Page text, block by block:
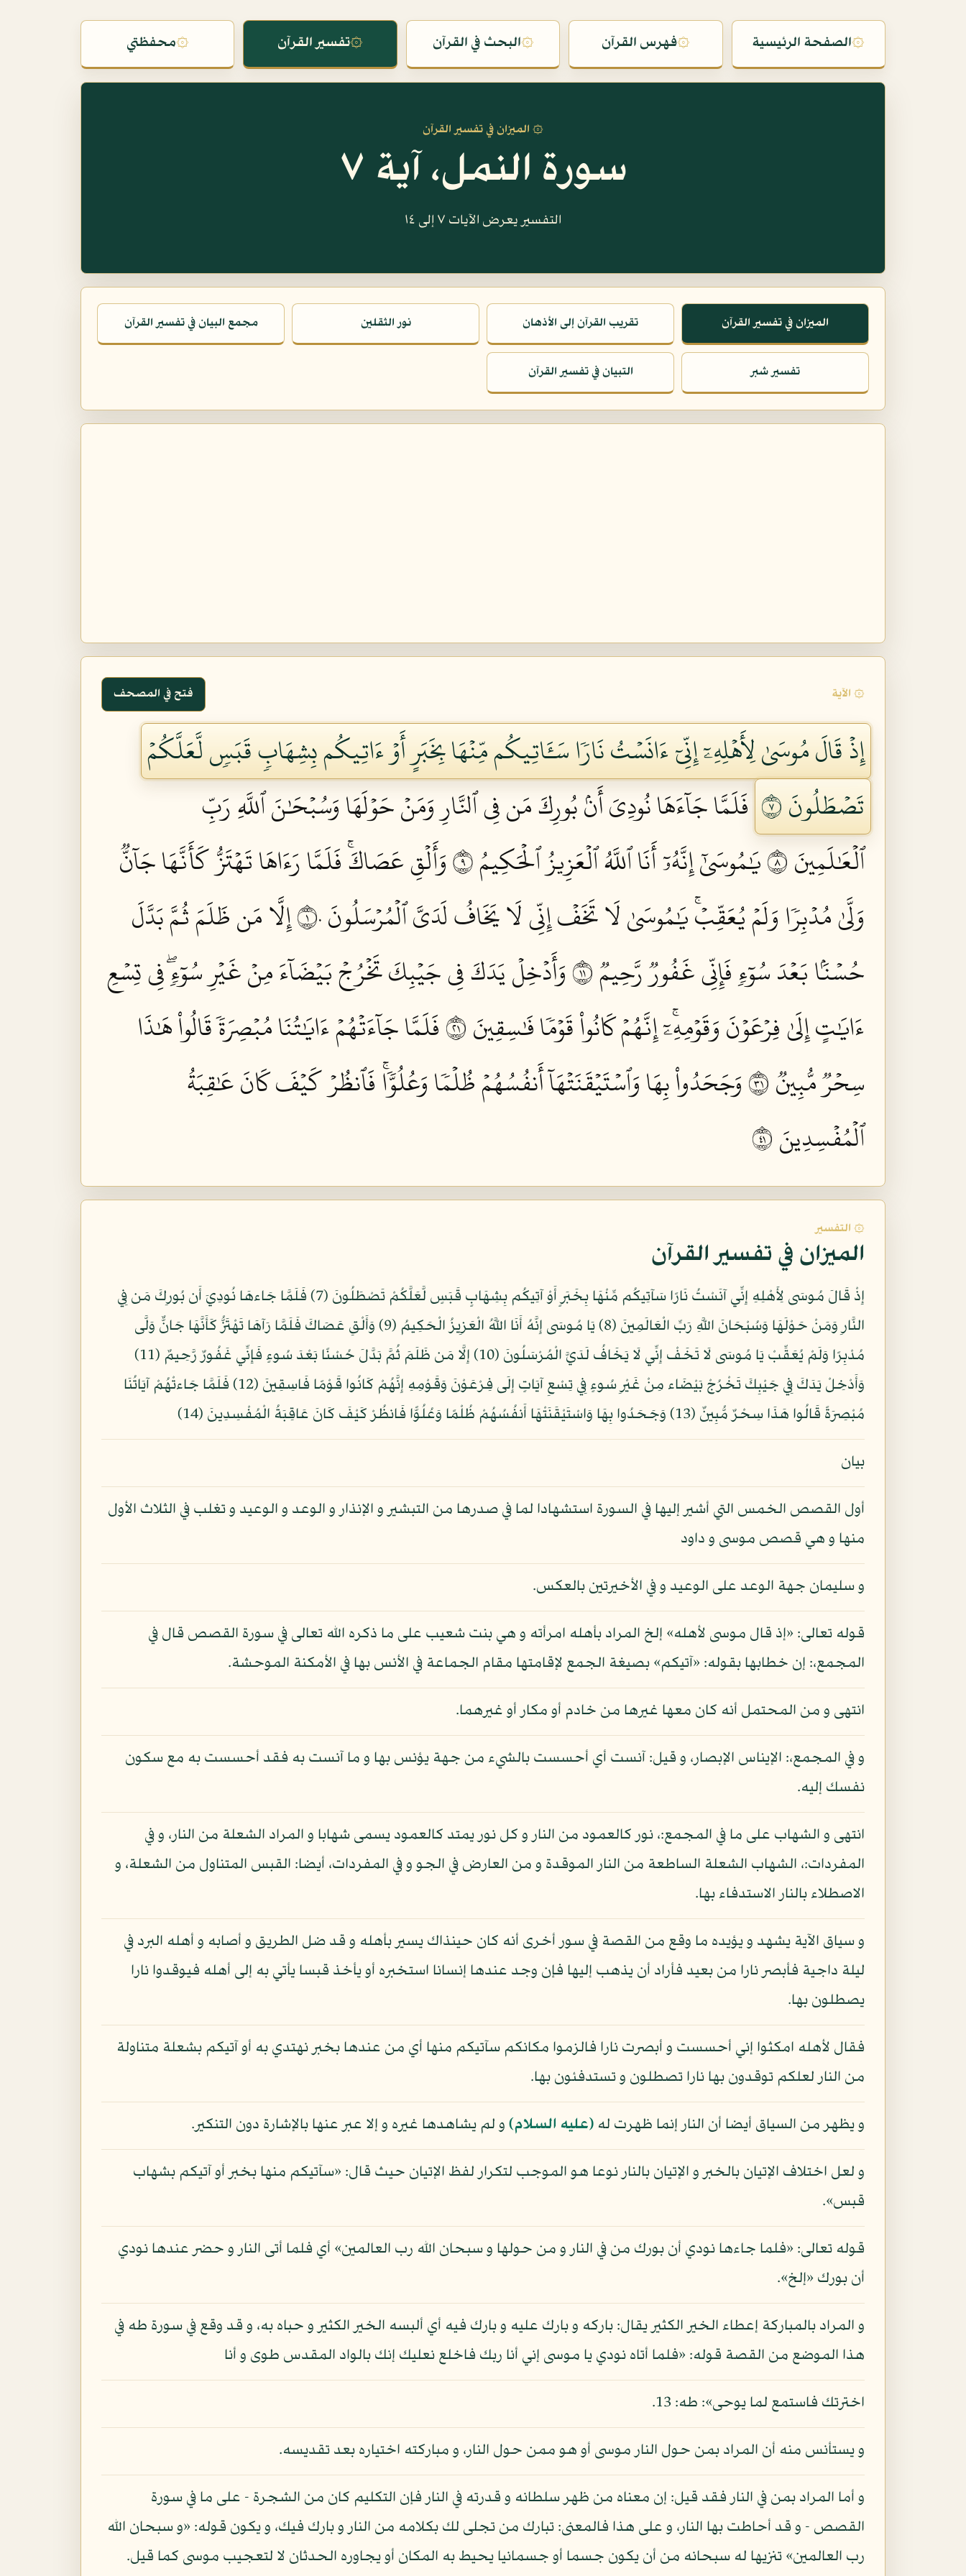
۞الصفحة الرئيسية ۞فهرس القرآن ۞البحث في القرآن ۞تفسير القرآن ۞محفظتي
۞ الميزان في تفسير القرآن
سورة النمل، آية ٧
التفسير يعرض الآيات ٧ إلى ١٤
الميزان في تفسير القرآن تقريب القرآن إلى الأذهان نور الثقلين مجمع البيان في تفسير القرآن
تفسير شبر التبيان في تفسير القرآن
۞ الآية فتح في المصحف
إِذۡ قَالَ مُوسَىٰ لِأَهۡلِهِۦٓ إِنِّيٓ ءَانَسۡتُ نَارٗا سَـَٔاتِيكُم مِّنۡهَا بِخَبَرٍ أَوۡ ءَاتِيكُم بِشِهَابٖ قَبَسٖ لَّعَلَّكُمۡ
تَصۡطَلُونَ ٧
فَلَمَّا جَآءَهَا نُودِيَ أَنۢ بُورِكَ مَن فِي ٱلنَّارِ وَمَنۡ حَوۡلَهَا وَسُبۡحَٰنَ ٱللَّهِ رَبِّ
ٱلۡعَٰلَمِينَ ٨
يَٰمُوسَىٰٓ إِنَّهُۥٓ أَنَا ٱللَّهُ ٱلۡعَزِيزُ ٱلۡحَكِيمُ ٩
وَأَلۡقِ عَصَاكَۚ فَلَمَّا رَءَاهَا تَهۡتَزُّ كَأَنَّهَا جَآنّٞ
وَلَّىٰ مُدۡبِرٗا وَلَمۡ يُعَقِّبۡۚ يَٰمُوسَىٰ لَا تَخَفۡ إِنِّي لَا يَخَافُ لَدَيَّ ٱلۡمُرۡسَلُونَ ١٠
إِلَّا مَن ظَلَمَ ثُمَّ بَدَّلَ
حُسۡنَۢا بَعۡدَ سُوٓءٖ فَإِنِّي غَفُورٞ رَّحِيمٞ ١١
وَأَدۡخِلۡ يَدَكَ فِي جَيۡبِكَ تَخۡرُجۡ بَيۡضَآءَ مِنۡ غَيۡرِ سُوٓءٖۖ فِي تِسۡعِ
ءَايَٰتٍ إِلَىٰ فِرۡعَوۡنَ وَقَوۡمِهِۦٓۚ إِنَّهُمۡ كَانُواْ قَوۡمٗا فَٰسِقِينَ ١٢
فَلَمَّا جَآءَتۡهُمۡ ءَايَٰتُنَا مُبۡصِرَةٗ قَالُواْ هَٰذَا
سِحۡرٞ مُّبِينٞ ١٣
وَجَحَدُواْ بِهَا وَٱسۡتَيۡقَنَتۡهَآ أَنفُسُهُمۡ ظُلۡمٗا وَعُلُوّٗاۚ فَٱنظُرۡ كَيۡفَ كَانَ عَٰقِبَةُ
ٱلۡمُفۡسِدِينَ ١٤
۞ التفسير
الميزان في تفسير القرآن
إِذْ قَالَ مُوسَى لِأَهْلِهِ إِنِّي آنَسْتُ نَارًا سَآتِيكُم مِّنْهَا بِخَبَرٍ أَوْ آتِيكُم بِشِهَابٍ قَبَسٍ لَّعَلَّكُمْ تَصْطَلُونَ (7) فَلَمَّا جَاءهَا نُودِيَ أَن بُورِكَ مَن فِي
النَّارِ وَمَنْ حَوْلَهَا وَسُبْحَانَ اللَّهِ رَبِّ الْعَالَمِينَ (8) يَا مُوسَى إِنَّهُ أَنَا اللَّهُ الْعَزِيزُ الْحَكِيمُ (9) وَأَلْقِ عَصَاكَ فَلَمَّا رَآهَا تَهْتَزُّ كَأَنَّهَا جَانٌّ وَلَّى
مُدْبِرًا وَلَمْ يُعَقِّبْ يَا مُوسَى لَا تَخَفْ إِنِّي لَا يَخَافُ لَدَيَّ الْمُرْسَلُونَ (10) إِلَّا مَن ظَلَمَ ثُمَّ بَدَّلَ حُسْنًا بَعْدَ سُوءٍ فَإِنِّي غَفُورٌ رَّحِيمٌ (11)
وَأَدْخِلْ يَدَكَ فِي جَيْبِكَ تَخْرُجْ بَيْضَاء مِنْ غَيْرِ سُوءٍ فِي تِسْعِ آيَاتٍ إِلَى فِرْعَوْنَ وَقَوْمِهِ إِنَّهُمْ كَانُوا قَوْمًا فَاسِقِينَ (12) فَلَمَّا جَاءتْهُمْ آيَاتُنَا
مُبْصِرَةً قَالُوا هَذَا سِحْرٌ مُّبِينٌ (13) وَجَحَدُوا بِهَا وَاسْتَيْقَنَتْهَا أَنفُسُهُمْ ظُلْمًا وَعُلُوًّا فَانظُرْ كَيْفَ كَانَ عَاقِبَةُ الْمُفْسِدِينَ (14)
بيان
أول القصص الخمس التي أشير إليها في السورة استشهادا لما في صدرها من التبشير و الإنذار و الوعد و الوعيد و تغلب في الثلاث الأول
منها و هي قصص موسى و داود
و سليمان جهة الوعد على الوعيد و في الأخيرتين بالعكس.
قوله تعالى: «إذ قال موسى لأهله» إلخ المراد بأهله امرأته و هي بنت شعيب على ما ذكره الله تعالى في سورة القصص قال في
المجمع،: إن خطابها بقوله: «آتيكم» بصيغة الجمع لإقامتها مقام الجماعة في الأنس بها في الأمكنة الموحشة.
انتهى و من المحتمل أنه كان معها غيرها من خادم أو مكار أو غيرهما.
و في المجمع،: الإيناس الإبصار، و قيل: آنست أي أحسست بالشيء من جهة يؤنس بها و ما آنست به فقد أحسست به مع سكون
نفسك إليه.
انتهى و الشهاب على ما في المجمع:، نور كالعمود من النار و كل نور يمتد كالعمود يسمى شهابا و المراد الشعلة من النار، و في
المفردات:، الشهاب الشعلة الساطعة من النار الموقدة و من العارض في الجو و في المفردات، أيضا: القبس المتناول من الشعلة، و
الاصطلاء بالنار الاستدفاء بها.
و سياق الآية يشهد و يؤيده ما وقع من القصة في سور أخرى أنه كان حينذاك يسير بأهله و قد ضل الطريق و أصابه و أهله البرد في
ليلة داجية فأبصر نارا من بعيد فأراد أن يذهب إليها فإن وجد عندها إنسانا استخبره أو يأخذ قبسا يأتي به إلى أهله فيوقدوا نارا
يصطلون بها.
فقال لأهله امكثوا إني أحسست و أبصرت نارا فالزموا مكانكم سآتيكم منها أي من عندها بخبر نهتدي به أو آتيكم بشعلة متناولة
من النار لعلكم توقدون بها نارا تصطلون و تستدفئون بها.
و يظهر من السياق أيضا أن النار إنما ظهرت له (عليه السلام) و لم يشاهدها غيره و إلا عبر عنها بالإشارة دون التنكير.
و لعل اختلاف الإتيان بالخبر و الإتيان بالنار نوعا هو الموجب لتكرار لفظ الإتيان حيث قال: «سآتيكم منها بخبر أو آتيكم بشهاب
قبس».
قوله تعالى: «فلما جاءها نودي أن بورك من في النار و من حولها و سبحان الله رب العالمين» أي فلما أتى النار و حضر عندها نودي
أن بورك «إلخ».
و المراد بالمباركة إعطاء الخير الكثير يقال: باركه و بارك عليه و بارك فيه أي ألبسه الخير الكثير و حباه به، و قد وقع في سورة طه في
هذا الموضع من القصة قوله: «فلما أتاه نودي يا موسى إني أنا ربك فاخلع نعليك إنك بالواد المقدس طوى و أنا
اخترتك فاستمع لما يوحى»: طه: 13.
و يستأنس منه أن المراد بمن حول النار موسى أو هو ممن حول النار، و مباركته اختياره بعد تقديسه.
و أما المراد بمن في النار فقد قيل: إن معناه من ظهر سلطانه و قدرته في النار فإن التكليم كان من الشجرة - على ما في سورة
القصص - و قد أحاطت بها النار، و على هذا فالمعنى: تبارك من تجلى لك بكلامه من النار و بارك فيك، و يكون قوله: «و سبحان الله
رب العالمين» تنزيها له سبحانه من أن يكون جسما أو جسمانيا يحيط به المكان أو يجاوره الحدثان لا لتعجيب موسى كما قيل.